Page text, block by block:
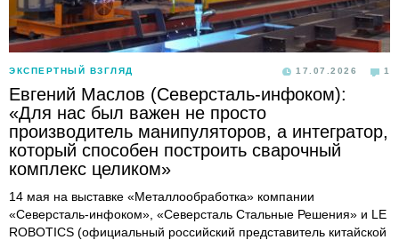
ЭКСПЕРТНЫЙ ВЗГЛЯД 17.07.2026 1
Евгений Маслов (Северсталь-инфоком):
«Для нас был важен не просто
производитель манипуляторов, а интегратор,
который способен построить сварочный
комплекс целиком»
14 мая на выставке «Металлообработка» компании
«Северсталь-инфоком», «Северсталь Стальные Решения» и LE
ROBOTICS (официальный российский представитель китайской